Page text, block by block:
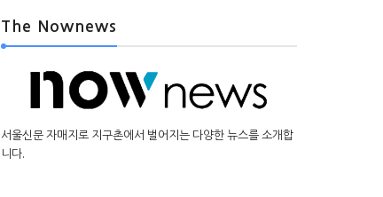
The Nownews
서울신문 자매지로 지구촌에서 벌어지는 다양한 뉴스를 소개합
니다.